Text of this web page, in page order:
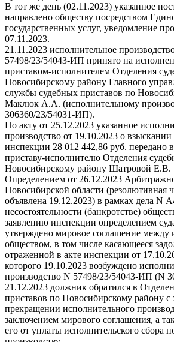
В тот же день (02.11.2023) указанное
направлено обществу посредством
государственных услуг, уведомление
07.11.2023.
21.11.2023 исполнительное
57498/23/54043-ИП принято на
приставом-исполнителем Отделения
Новосибирскому району Главного
службы судебных приставов по
Маклюк А.А. (исполнительному
306360/23/54031-ИП).
По акту от 25.12.2023 указанное
производство от 19.10.2023 о
инспекции 28 012 442,86 руб. передано
приставу-исполнителю Отделения
Новосибирскому району Шатровой Е.В.
Определением от 26.12.2023
Новосибирской области (резолютивная
объявлена 19.12.2023) в рамках дела N
несостоятельности (банкротстве)
заявлению инспекции определением
утверждено мировое соглашение между
обществом, в том числе касающееся
отраженной в акте инспекции от
которого 19.10.2023 возбуждено
производство N 57498/23/54043-ИП (N
21.12.2023 должник обратился в
приставов по Новосибирскому району с
прекращении исполнительного
заключением мирового соглашения, а
его от уплаты исполнительского сбора